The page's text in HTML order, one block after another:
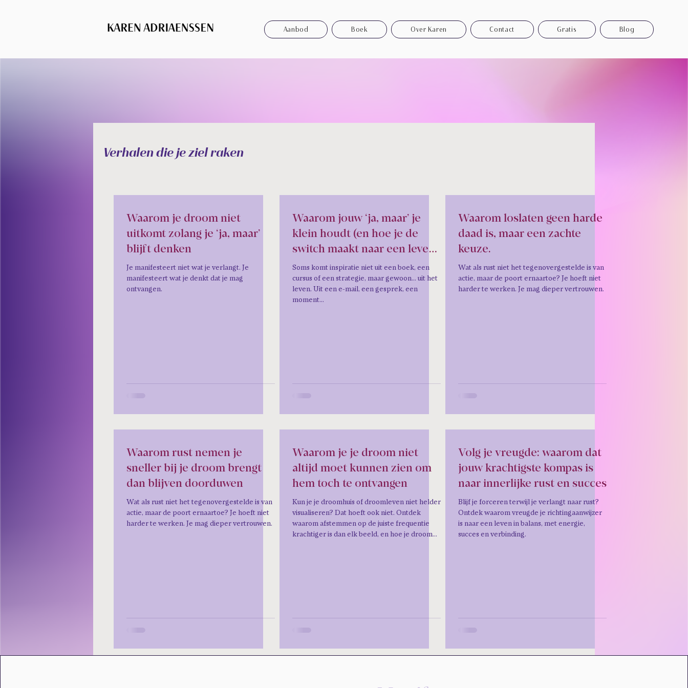
Aanbod Boek Over Karen Contact Gratis Blog
Verhalen die je ziel raken
Waarom je droom niet
uitkomt zolang je ‘ja, maar’
blijft denken
Je manifesteert niet wat je verlangt. Je
manifesteert wat je denkt dat je mag
ontvangen.
Waarom jouw ‘ja, maar’ je
klein houdt (en hoe je de
switch maakt naar een leven
in overvloed).
Soms komt inspiratie niet uit een boek, een
cursus of een strategie, maar gewoon… uit het
leven. Uit een e-mail, een gesprek, een
moment...
Waarom loslaten geen harde
daad is, maar een zachte
keuze.
Wat als rust niet het tegenovergestelde is van
actie, maar de poort ernaartoe? Je hoeft niet
harder te werken. Je mag dieper vertrouwen.
Waarom rust nemen je
sneller bij je droom brengt
dan blijven doorduwen
Wat als rust niet het tegenovergestelde is van
actie, maar de poort ernaartoe? Je hoeft niet
harder te werken. Je mag dieper vertrouwen.
Waarom je je droom niet
altijd moet kunnen zien om
hem toch te ontvangen
Kun je je droomhuis of droomleven niet helder
visualiseren? Dat hoeft ook niet. Ontdek
waarom afstemmen op de juiste frequentie
krachtiger is dan elk beeld, en hoe je droom
Volg je vreugde: waarom dat
jouw krachtigste kompas is
naar innerlijke rust en succes
Blijf je forceren terwijl je verlangt naar rust?
Ontdek waarom vreugde je richtingaanwijzer
is naar een leven in balans, met energie,
succes en verbinding.